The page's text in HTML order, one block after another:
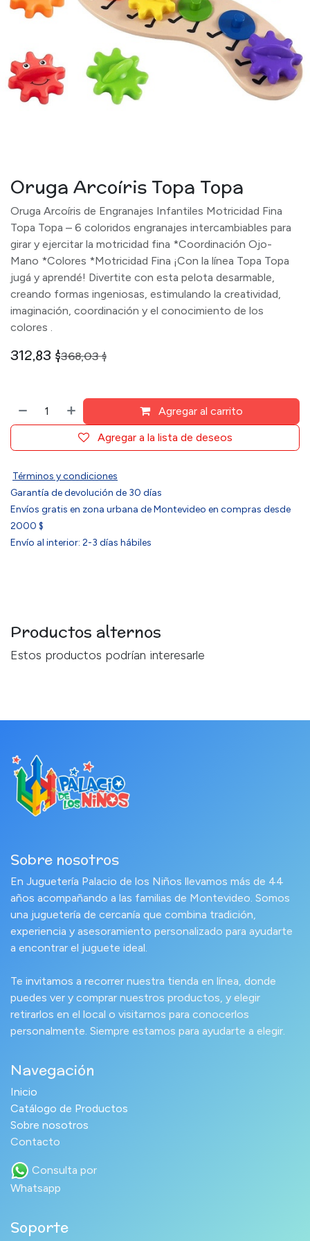
Oruga Arcoíris Topa Topa
Oruga Arcoíris de Engranajes Infantiles Motricidad Fina
Topa Topa – 6 coloridos engranajes intercambiables para
girar y ejercitar la motricidad fina *Coordinación Ojo-
Mano *Colores *Motricidad Fina ¡Con la línea Topa Topa
jugá y aprendé! Divertite con esta pelota desarmable,
creando formas ingeniosas, estimulando la creatividad,
imaginación, coordinación y el conocimiento de los
colores .
312,83 $368,03$
Agregar al carrito
Agregar a la lista de deseos
Términos y condiciones
Garantía de devolución de 30 días
Envíos gratis en zona urbana de Montevideo en compras desde
2000 $
Envío al interior: 2-3 días hábiles
Productos alternos
Estos productos podrían interesarle
Sobre nosotros
En Juguetería Palacio de los Niños llevamos más de 44
años acompañando a las familias de Montevideo. Somos
una juguetería de cercanía que combina tradición,
experiencia y asesoramiento personalizado para ayudarte
a encontrar el juguete ideal.
Te invitamos a recorrer nuestra tienda en línea, donde
puedes ver y comprar nuestros productos, y elegir
retirarlos en el local o visitarnos para conocerlos
personalmente. Siempre estamos para ayudarte a elegir.
Navegación
Inicio
Catálogo de Productos
Sobre nosotros
Contacto
Consulta por
Whatsapp
Soporte